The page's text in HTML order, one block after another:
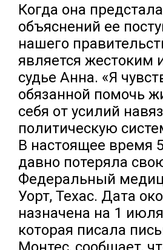
Когда она
объяснений ее
нашего
является жестоким
судье Анна. «Я
обязанной помочь
себя от усилий
политическую
В настоящее время
давно потеряла
Федеральный
Уорт, Техас. Дата
назначена на 1
которая писала